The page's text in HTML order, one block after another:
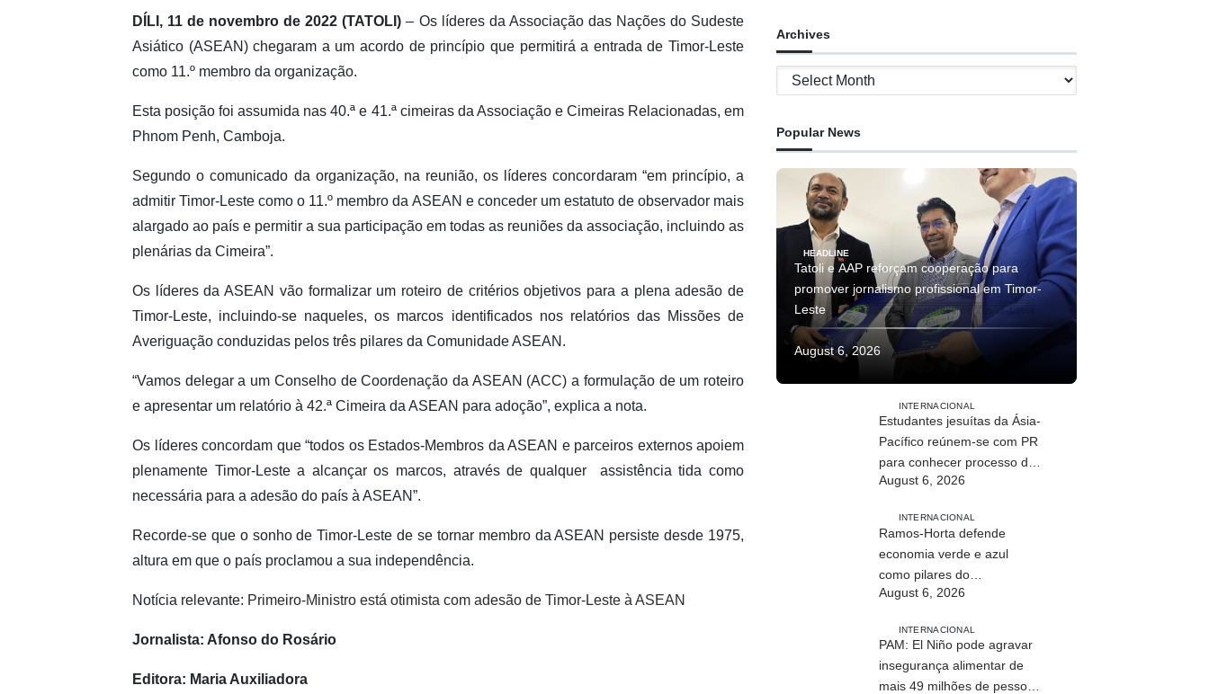
DÍLI, 11 de novembro de 2022 (TATOLI)– Os líderes da Associação das Nações do Sudeste
Asiático (ASEAN) chegaram a um acordo de princípio que permitirá a entrada de Timor-Leste
como 11.º membro da organização.
Esta posição foi assumida nas 40.ª e 41.ª cimeiras da Associação e Cimeiras Relacionadas, em
Phnom Penh, Camboja.
Segundo o comunicado da organização, na reunião, os líderes concordaram “em princípio, a
admitir Timor-Leste como o 11.º membro da ASEAN e conceder um estatuto de observador mais
alargado ao país e permitir a sua participação em todas as reuniões da associação, incluindo as
plenárias da Cimeira”.
Os líderes da ASEAN vão formalizar um roteiro de critérios objetivos para a plena adesão de
Timor-Leste, incluindo-se naqueles, os marcos identificados nos relatórios das Missões de
Averiguação conduzidas pelos três pilares da Comunidade ASEAN.
“Vamos delegar a um Conselho de Coordenação da ASEAN (ACC) a formulação de um roteiro
e apresentar um relatório à 42.ª Cimeira da ASEAN para adoção”, explica a nota.
Os líderes concordam que “todos os Estados-Membros da ASEAN e parceiros externos apoiem
plenamente Timor-Leste a alcançar os marcos, através de qualquer assistência tida como
necessária para a adesão do país à ASEAN”.
Recorde-se que o sonho de Timor-Leste de se tornar membro da ASEAN persiste desde 1975,
altura em que o país proclamou a sua independência.
Notícia relevante: Primeiro-Ministro está otimista com adesão de Timor-Leste à ASEAN
Jornalista: Afonso do Rosário
Editora: Maria Auxiliadora
Archives
Archives
Popular News
HEADLINE
Tatoli e AAP reforçam cooperação para
promover jornalismo profissional em Timor-
Leste
August 6, 2026
INTERNACIONAL
Estudantes jesuítas da Ásia-
Pacífico reúnem-se com PR
para conhecer processo de
paz no país
August 6, 2026
INTERNACIONAL
Ramos-Horta defende
economia verde e azul
como pilares do
desenvolvimento
August 6, 2026
INTERNACIONAL
PAM: El Niño pode agravar
insegurança alimentar de
mais 49 milhões de pessoas